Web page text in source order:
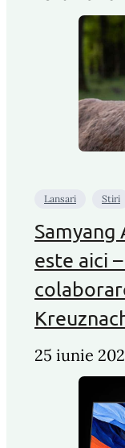
Lansari Stiri
Samyang
este aici
25 iunie